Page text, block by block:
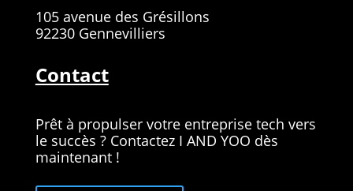
105 avenue des Grésillons
92230 Gennevilliers
Contact
Prêt à propulser votre entreprise tech vers
le succès ? Contactez I AND YOO dès
maintenant !